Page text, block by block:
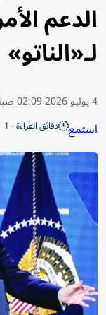
الدعم
لـ«الناتو»
4 يوليو 2026 02:09 صباحًا
استمع دقائق القراءة - 1